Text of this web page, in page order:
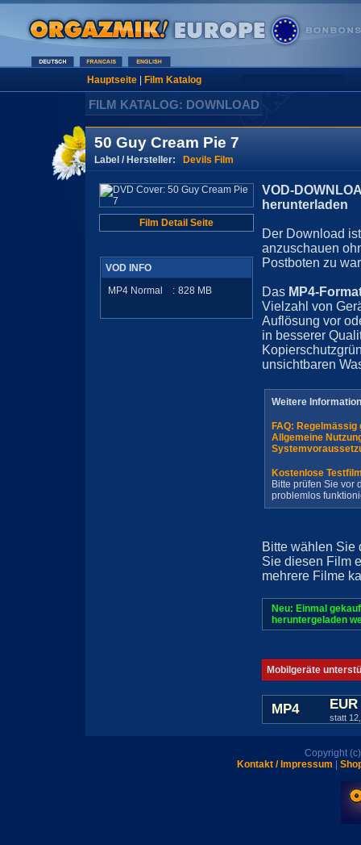
Hauptseite| Film Katalog
FILM KATALOG: DOWNLOAD
50 Guy Cream Pie 7
Label / Hersteller: Devils Film
Film Detail Seite
VOD INFO
MP4 Normal
: 828 MB
VOD-
herunterladen
Der Download
anzuschauen
Postboten zu
Das MP4-
Vielzahl von
Auflösung vor
in besserer
unsichtbaren
Weitere
FAQ:
Allgemeine
Kostenlose
Bitte prüfen Sie vor
problemlos
Bitte wählen Sie
Sie diesen Film
mehrere Filme
Neu: Einmal
heruntergeladen
Mobilgeräte
MP4
statt
Copyright
Kontakt / Impressum